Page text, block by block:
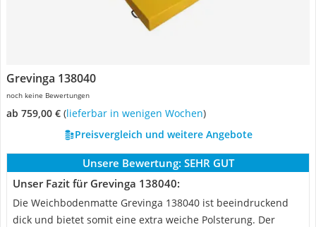
Grevinga 138040
noch keine Bewertungen
ab 759,00 € ( Lieferbar in wenigen Wochen)
Preisvergleich und weitere Angebote
Unsere Bewertung: SEHR GUT
Unser Fazit für Grevinga 138040:
Die Weichbodenmatte Grevinga 138040 ist beeindruckend
dick und bietet somit eine extra weiche Polsterung. Der